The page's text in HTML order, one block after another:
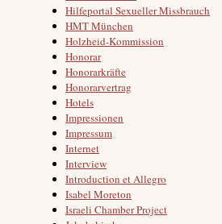
Hilfeportal Sexueller Missbrauch
HMT München
Holzheid-Kommission
Honorar
Honorarkräfte
Honorarvertrag
Hotels
Impressionen
Impressum
Internet
Interview
Introduction et Allegro
Isabel Moreton
Israeli Chamber Project